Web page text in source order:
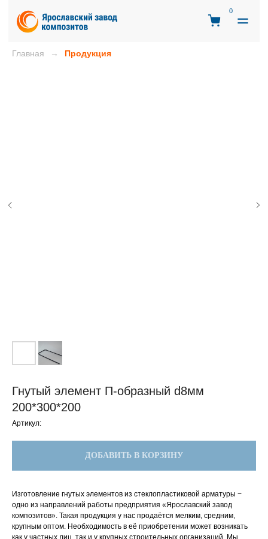
Главная Продукция
Гнутый элемент П-образный d8мм
200*300*200
Артикул:
ДОБАВИТЬ В КОРЗИНУ
Изготовление гнутых элементов из стеклопластиковой арматуры −
одно из направлений работы предприятия «Ярославский завод
композитов». Такая продукция у нас продаётся мелким, средним,
крупным оптом. Необходимость в её приобретении может возникать
как у частных лиц, так и у крупных строительных организаций. Мы